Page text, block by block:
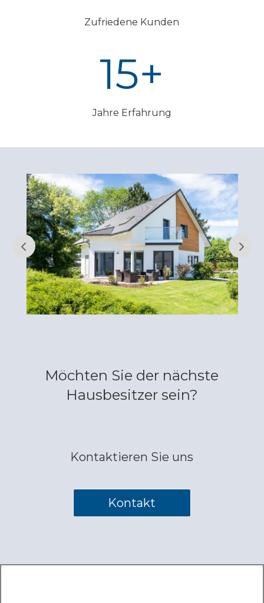
Zufriedene Kunden
15+
Jahre Erfahrung
Möchten Sie der nächste
Hausbesitzer sein?
Kontaktieren Sie uns
Kontakt